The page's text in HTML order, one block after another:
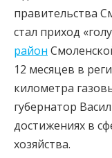
правительства
стал приход
район
12 месяцев в
километра
губернатор
достижениях в
хозяйства.